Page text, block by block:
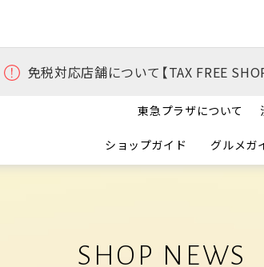
免税対応店舗について【TAX FREE
東急プラザについて
ショップガイド グルメガ
SHOP NEWS